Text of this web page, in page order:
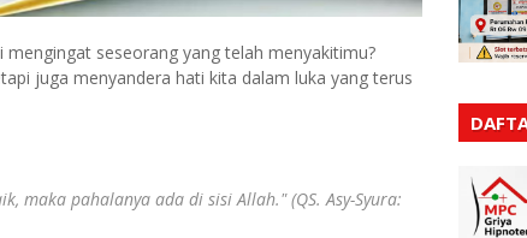
seseorang yang telah menyakitimu?
juga menyandera hati kita dalam luka yang terus
maka pahalanya ada di sisi Allah."(QS. Asy-Syura: